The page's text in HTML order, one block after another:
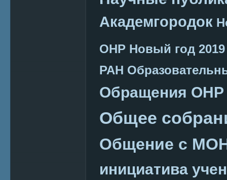
Академгородок
ОНР Новый год 2019
РАН
Обращения ОНР
Общее
Общение с
инициатива